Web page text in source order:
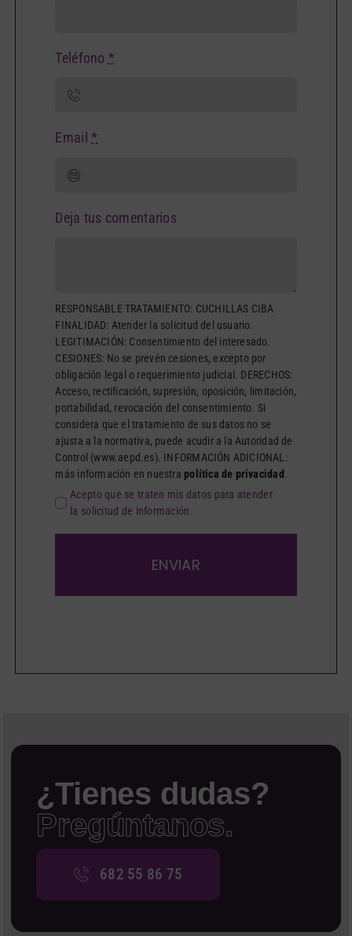
Teléfono *
Email*
Deja tus comentarios
RESPONSABLE TRATAMIENTO: CUCHILLAS CIBA
FINALIDAD: Atender la solicitud del usuario.
LEGITIMACIÓN: Consentimiento del interesado.
CESIONES: No se prevén cesiones, excepto por
obligación legal o requerimiento judicial. DERECHOS:
Acceso, rectificación, supresión, oposición, limitación,
portabilidad, revocación del consentimiento. Si
considera que el tratamiento de sus datos no se
ajusta a la normativa, puede acudir a la Autoridad de
Control (www.aepd.es). INFORMACIÓN ADICIONAL:
más información en nuestra política de privacidad
Acepto que se traten mis datos para atender
la solicitud de información.
ENVIAR
¿Tienes dudas?
Pregúntanos.
682 55 86 75